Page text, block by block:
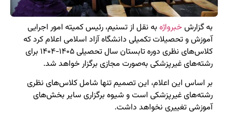
به گزارش خبرواژه به نقل از تسنیم، رئیس کمیته امور اجرایی
آموزش و تحصیلات تکمیلی دانشگاه آزاد اسلامی اعلام کرد که
کلاس‌های نظری دوره تابستان سال تحصیلی ۱۴۰۵-۱۴۰۴ برای
رشته‌های غیرپزشکی به‌صورت مجازی برگزار خواهد شد.
بر اساس این اعلام، این تصمیم تنها شامل کلاس‌های نظری
رشته‌های غیرپزشکی است و شیوه برگزاری سایر بخش‌های
آموزشی تغییری نخواهد داشت.